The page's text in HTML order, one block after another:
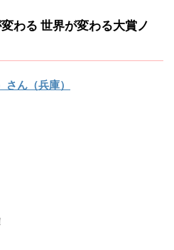
わる 世界が変わる大賞ノ
ん（兵庫）